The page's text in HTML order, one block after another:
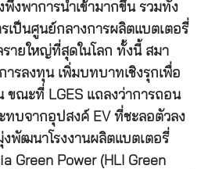
พึ่งพาการนำเข้ามากขึ้น รวมทั้ง
เป็นศูนย์กลางการผลิตแบตเตอรี่
รายใหญ่ที่สุดในโลก ทั้งนี้ สมา
ารลงทุน เพิ่มบทบาทเชิงรุกเพื่อ
ขณะที่ LGES แถลงว่าการถอน
ทบจากอุปสงค์ EV ที่ชะลอตัวลง
งพัฒนาโรงงานผลิตแบตเตอรี่
Green Power (HLI Green